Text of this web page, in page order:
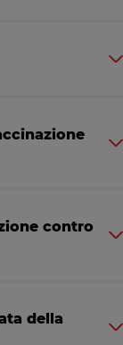
contro
della